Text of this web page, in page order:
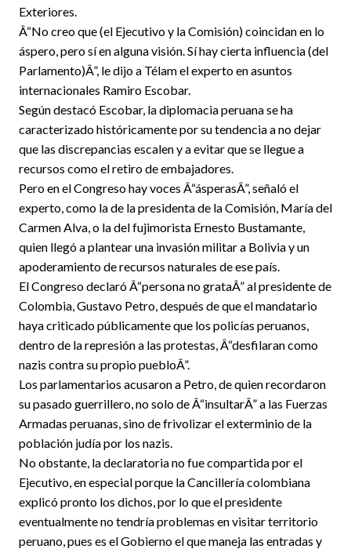
Exteriores.
Â“No creo que (el Ejecutivo y la Comisión) coincidan en lo
áspero, pero sí en alguna visión. Sí hay cierta influencia (del
Parlamento)Â”, le dijo a Télam el experto en asuntos
internacionales Ramiro Escobar.
Según destacó Escobar, la diplomacia peruana se ha
caracterizado históricamente por su tendencia a no dejar
que las discrepancias escalen y a evitar que se llegue a
recursos como el retiro de embajadores.
Pero en el Congreso hay voces Â“ásperasÂ”, señaló el
experto, como la de la presidenta de la Comisión, María del
Carmen Alva, o la del fujimorista Ernesto Bustamante,
quien llegó a plantear una invasión militar a Bolivia y un
apoderamiento de recursos naturales de ese país.
El Congreso declaró Â“persona no grataÂ” al presidente de
Colombia, Gustavo Petro, después de que el mandatario
haya criticado públicamente que los policías peruanos,
dentro de la represión a las protestas, Â“desfilaran como
nazis contra su propio puebloÂ”.
Los parlamentarios acusaron a Petro, de quien recordaron
su pasado guerrillero, no solo de Â“insultarÂ” a las Fuerzas
Armadas peruanas, sino de frivolizar el exterminio de la
población judía por los nazis.
No obstante, la declaratoria no fue compartida por el
Ejecutivo, en especial porque la Cancillería colombiana
explicó pronto los dichos, por lo que el presidente
eventualmente no tendría problemas en visitar territorio
peruano, pues es el Gobierno el que maneja las entradas y